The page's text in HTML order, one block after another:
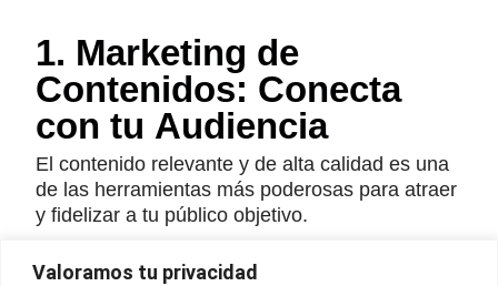
Valoramos tu privacidad
1. Marketing de
Contenidos: Conecta
con tu Audiencia
El contenido relevante y de alta calidad es una
de las herramientas más poderosas para atraer
y fidelizar a tu público objetivo.
Blogs:Escribe artículos optimizados para SEO